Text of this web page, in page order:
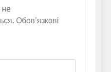
не
Обов’язкові